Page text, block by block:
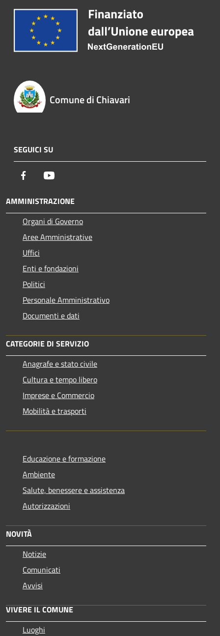
Comune di Chiavari
SEGUICI SU
Facebook
AMMINISTRAZIONE
Organi di Governo
Aree Amministrative
Uffici
Enti e fondazioni
Politici
Personale Amministrativo
Documenti e dati
CATEGORIE DI SERVIZIO
Anagrafe e stato civile
Cultura e tempo libero
Imprese e Commercio
Mobilità e trasporti
Educazione e formazione
Ambiente
Salute, benessere e assistenza
Autorizzazioni
NOVITÀ
Notizie
Comunicati
Avvisi
VIVERE IL COMUNE
Luoghi